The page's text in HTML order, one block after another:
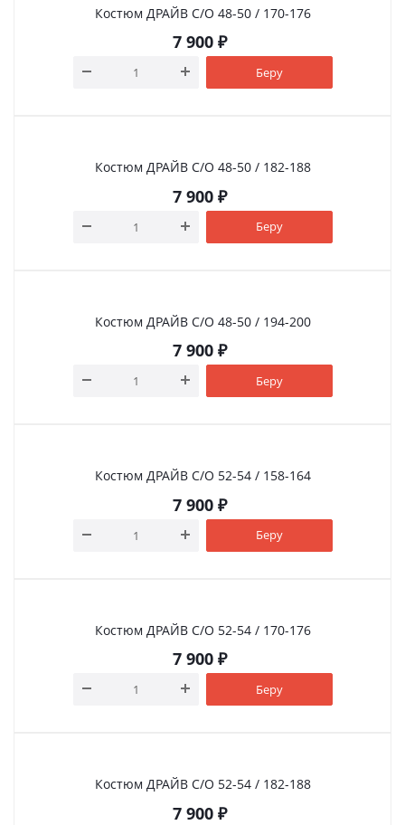
Костюм ДРАЙВ С/О 48-50 / 170-176
7 900₽
Беру
Костюм ДРАЙВ С/О 48-50 / 182-188
7 900₽
Беру
Костюм ДРАЙВ С/О 48-50 / 194-200
7 900₽
Беру
Костюм ДРАЙВ С/О 52-54 / 158-164
7 900₽
Беру
Костюм ДРАЙВ С/О 52-54 / 170-176
7 900₽
Беру
Костюм ДРАЙВ С/О 52-54 / 182-188
7 900₽